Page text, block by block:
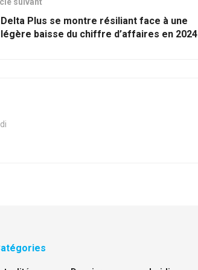
suivant
Delta Plus se montre résiliant face à une
légère baisse du chiffre d’affaires en 2024